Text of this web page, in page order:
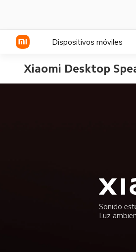
Dispositivos móviles
Xiaomi Desktop
Luz